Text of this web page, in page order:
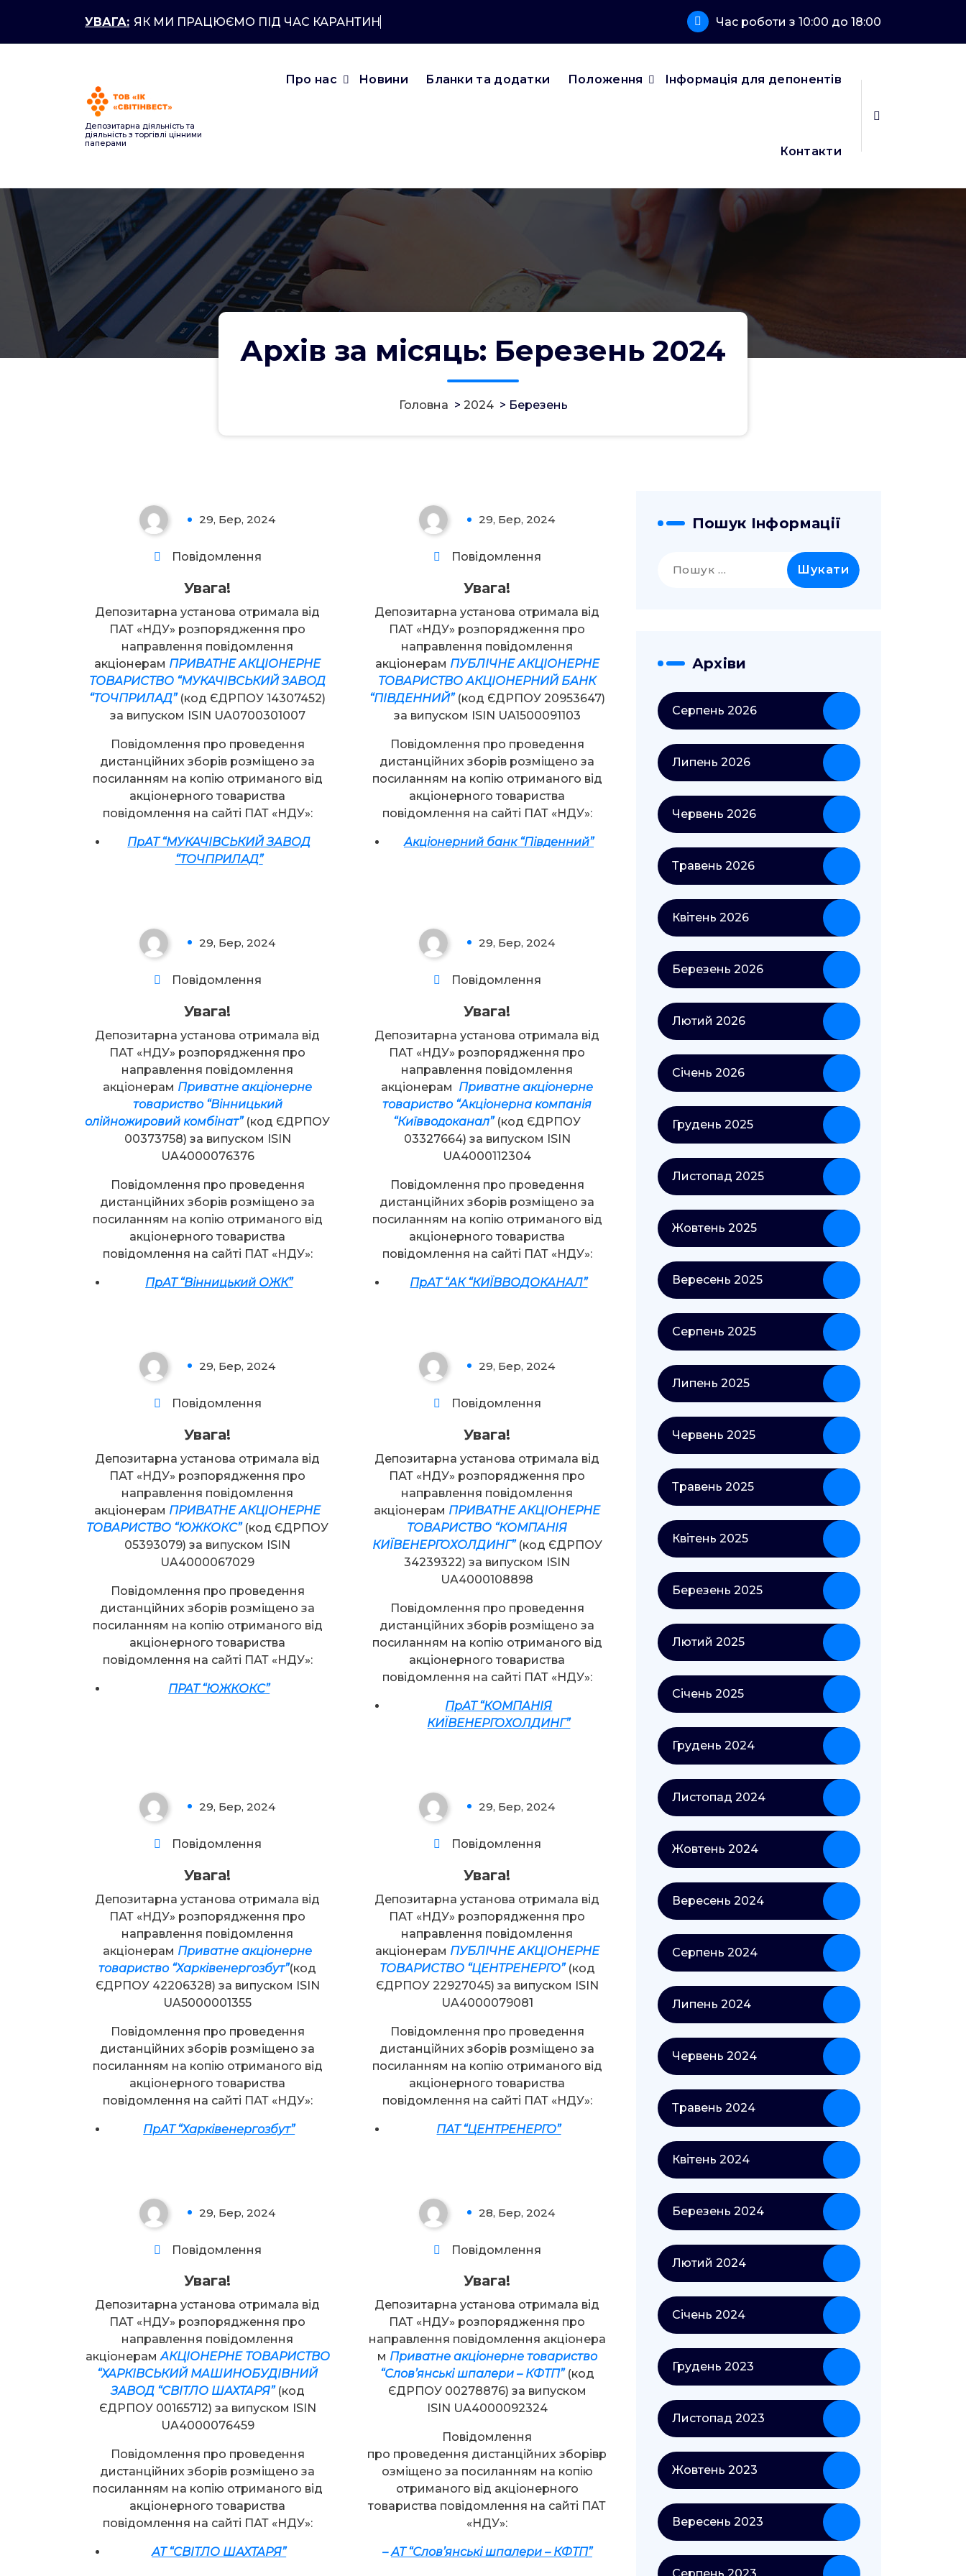
контенту
УВАГА: ЯК МИ ПРАЦЮЄМО ПІД ЧАС КАРАНТИНУ? Час роботи з 10:00 до 18:00
Депозитарна діяльність та
діяльність з торгівлі цінними
паперами
Про нас Новини Бланки та додатки Положення Інформація для депонентів
Контакти
Архів за місяць: Березень 2024
Головна > 2024> Березень
29, Бер, 2024
Повідомлення
Увага!
Депозитарна установа отримала від
ПАТ «НДУ» розпорядження про
направлення повідомлення
акціонерам ПРИВАТНЕ АКЦІОНЕРНЕ
ТОВАРИСТВО “МУКАЧІВСЬКИЙ ЗАВОД
“ТОЧПРИЛАД” (код ЄДРПОУ 14307452)
за випуском ISIN UA0700301007
Повідомлення про проведення
дистанційних зборів розміщено за
посиланням на копію отриманого від
акціонерного товариства
повідомлення на сайті ПАТ «НДУ»:
ПрАТ “МУКАЧІВСЬКИЙ ЗАВОД
“ТОЧПРИЛАД”
29, Бер, 2024
Повідомлення
Увага!
Депозитарна установа отримала від
ПАТ «НДУ» розпорядження про
направлення повідомлення
акціонерам ПУБЛІЧНЕ АКЦІОНЕРНЕ
ТОВАРИСТВО АКЦІОНЕРНИЙ БАНК
“ПІВДЕННИЙ” (код ЄДРПОУ 20953647)
за випуском ISIN UA1500091103
Повідомлення про проведення
дистанційних зборів розміщено за
посиланням на копію отриманого від
акціонерного товариства
повідомлення на сайті ПАТ «НДУ»:
Акціонерний банк “Південний”
29, Бер, 2024
Повідомлення
Увага!
Депозитарна установа отримала від
ПАТ «НДУ» розпорядження про
направлення повідомлення
акціонерам Приватне акціонерне
товариство “Вінницький
олійножировий комбінат” (код ЄДРПОУ
00373758) за випуском ISIN
UA4000076376
Повідомлення про проведення
дистанційних зборів розміщено за
посиланням на копію отриманого від
акціонерного товариства
повідомлення на сайті ПАТ «НДУ»:
ПрАТ “Вінницький ОЖК”
29, Бер, 2024
Повідомлення
Увага!
Депозитарна установа отримала від
ПАТ «НДУ» розпорядження про
направлення повідомлення
акціонерам Приватне акціонерне
товариство “Акціонерна компанія
“Київводоканал” (код ЄДРПОУ
03327664) за випуском ISIN
UA4000112304
Повідомлення про проведення
дистанційних зборів розміщено за
посиланням на копію отриманого від
акціонерного товариства
повідомлення на сайті ПАТ «НДУ»:
ПрАТ “АК “КИЇВВОДОКАНАЛ”
29, Бер, 2024
Повідомлення
Увага!
Депозитарна установа отримала від
ПАТ «НДУ» розпорядження про
направлення повідомлення
акціонерам ПРИВАТНЕ АКЦІОНЕРНЕ
ТОВАРИСТВО “ЮЖКОКС” (код ЄДРПОУ
05393079) за випуском ISIN
UA4000067029
Повідомлення про проведення
дистанційних зборів розміщено за
посиланням на копію отриманого від
акціонерного товариства
повідомлення на сайті ПАТ «НДУ»:
ПРАТ “ЮЖКОКС”
29, Бер, 2024
Повідомлення
Увага!
Депозитарна установа отримала від
ПАТ «НДУ» розпорядження про
направлення повідомлення
акціонерам ПРИВАТНЕ АКЦІОНЕРНЕ
ТОВАРИСТВО “КОМПАНІЯ
КИЇВЕНЕРГОХОЛДИНГ” (код ЄДРПОУ
34239322) за випуском ISIN
UA4000108898
Повідомлення про проведення
дистанційних зборів розміщено за
посиланням на копію отриманого від
акціонерного товариства
повідомлення на сайті ПАТ «НДУ»:
ПрАТ “КОМПАНІЯ
КИЇВЕНЕРГОХОЛДИНГ”
29, Бер, 2024
Повідомлення
Увага!
Депозитарна установа отримала від
ПАТ «НДУ» розпорядження про
направлення повідомлення
акціонерам Приватне акціонерне
товариство “Харківенергозбут”(код
ЄДРПОУ 42206328) за випуском ISIN
UA5000001355
Повідомлення про проведення
дистанційних зборів розміщено за
посиланням на копію отриманого від
акціонерного товариства
повідомлення на сайті ПАТ «НДУ»:
ПрАТ “Харківенергозбут”
29, Бер, 2024
Повідомлення
Увага!
Депозитарна установа отримала від
ПАТ «НДУ» розпорядження про
направлення повідомлення
акціонерам ПУБЛІЧНЕ АКЦІОНЕРНЕ
ТОВАРИСТВО “ЦЕНТРЕНЕРГО” (код
ЄДРПОУ 22927045) за випуском ISIN
UA4000079081
Повідомлення про проведення
дистанційних зборів розміщено за
посиланням на копію отриманого від
акціонерного товариства
повідомлення на сайті ПАТ «НДУ»:
ПАТ “ЦЕНТРЕНЕРГО”
29, Бер, 2024
Повідомлення
Увага!
Депозитарна установа отримала від
ПАТ «НДУ» розпорядження про
направлення повідомлення
акціонерамАКЦІОНЕРНЕ ТОВАРИСТВО
“ХАРКІВСЬКИЙ МАШИНОБУДІВНИЙ
ЗАВОД “СВІТЛО ШАХТАРЯ” (код
ЄДРПОУ 00165712) за випуском ISIN
UA4000076459
Повідомлення про проведення
дистанційних зборів розміщено за
посиланням на копію отриманого від
акціонерного товариства
повідомлення на сайті ПАТ «НДУ»:
АТ “СВІТЛО ШАХТАРЯ”
28, Бер, 2024
Повідомлення
Увага!
Депозитарна установа отримала від
ПАТ «НДУ» розпорядження про
направлення повідомлення акціонера
м Приватне акціонерне товариство
“Слов’янські шпалери – КФТП” (код
ЄДРПОУ 00278876) за випуском
ISIN UA4000092324
Повідомлення
про проведення дистанційних зборівр
озміщено за посиланням на копію
отриманого від акціонерного
товариства повідомлення на сайті ПАТ
«НДУ»:
–АТ “Слов’янські шпалери – КФТП”
Пошук Інформації
Архіви
Серпень 2026
Липень 2026
Червень 2026
Травень 2026
Квітень 2026
Березень 2026
Лютий 2026
Січень 2026
Грудень 2025
Листопад 2025
Жовтень 2025
Вересень 2025
Серпень 2025
Липень 2025
Червень 2025
Травень 2025
Квітень 2025
Березень 2025
Лютий 2025
Січень 2025
Грудень 2024
Листопад 2024
Жовтень 2024
Вересень 2024
Серпень 2024
Липень 2024
Червень 2024
Травень 2024
Квітень 2024
Березень 2024
Лютий 2024
Січень 2024
Грудень 2023
Листопад 2023
Жовтень 2023
Вересень 2023